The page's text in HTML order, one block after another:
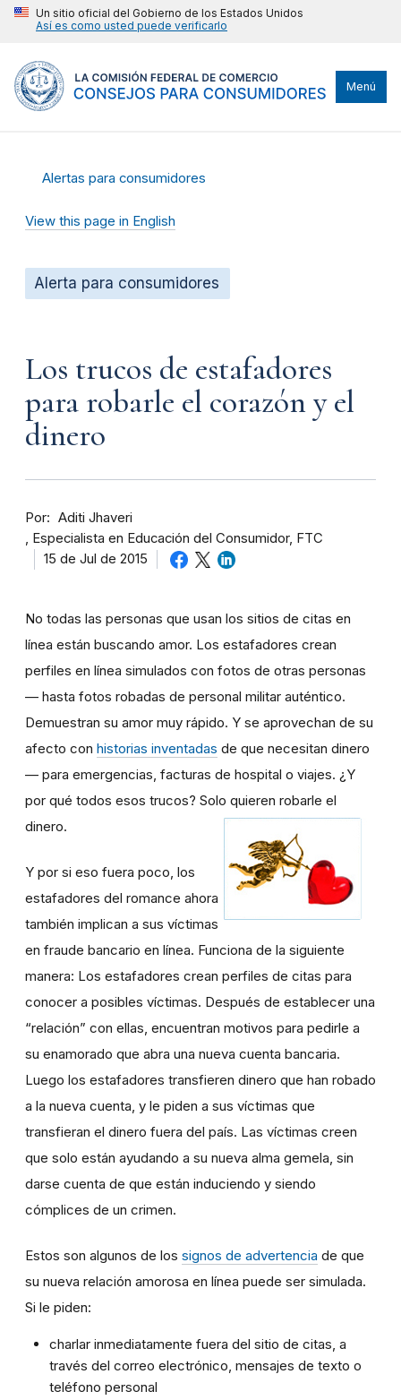
Un sitio oficial del Gobierno de los Estados Unidos
Así es como usted puede verificarlo
Menú
Alertas para consumidores
View this page in English
Alerta para consumidores
Los trucos de estafadores
para robarle el corazón y el
dinero
Por
Aditi Jhaveri
Especialista en Educación del Consumidor, FTC
15 de Jul de 2015
No todas las personas que usan los sitios de citas en
línea están buscando amor. Los estafadores crean
perfiles en línea simulados con fotos de otras personas
— hasta fotos robadas de personal militar auténtico.
Demuestran su amor muy rápido. Y se aprovechan de su
afecto con historias inventadas de que necesitan dinero
— para emergencias, facturas de hospital o viajes. ¿Y
por qué todos esos trucos? Solo quieren robarle el
dinero.
Y por si eso fuera poco, los
estafadores del romance ahora
también implican a sus víctimas
en fraude bancario en línea. Funciona de la siguiente
manera: Los estafadores crean perfiles de citas para
conocer a posibles víctimas. Después de establecer una
“relación” con ellas, encuentran motivos para pedirle a
su enamorado que abra una nueva cuenta bancaria.
Luego los estafadores transfieren dinero que han robado
a la nueva cuenta, y le piden a sus víctimas que
transfieran el dinero fuera del país. Las víctimas creen
que solo están ayudando a su nueva alma gemela, sin
darse cuenta de que están induciendo y siendo
cómplices de un crimen.
Estos son algunos de los signos de advertencia de que
su nueva relación amorosa en línea puede ser simulada.
Si le piden:
charlar inmediatamente fuera del sitio de citas, a
través del correo electrónico, mensajes de texto o
teléfono personal